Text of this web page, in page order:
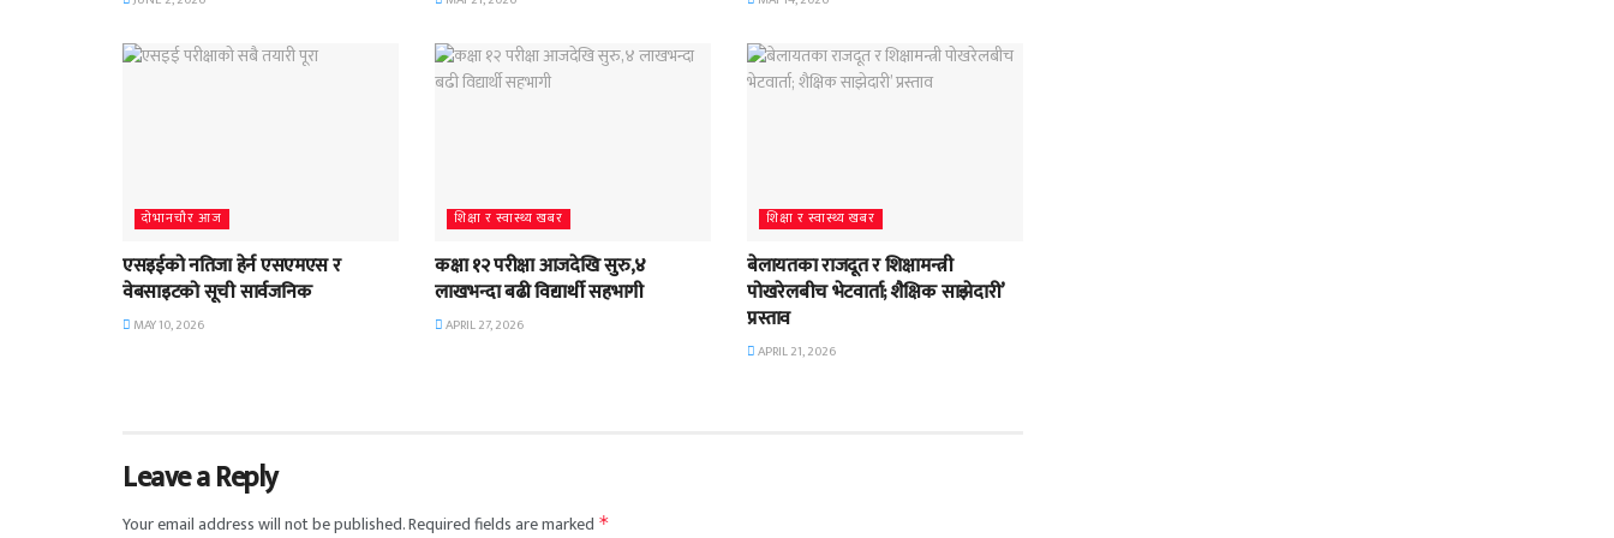
दाेभानचाैर आज
एसइईको नतिजा हेर्न एसएमएस र
वेबसाइटको सूची सार्वजनिक
MAY 10, 2026
शिक्षा र स्वास्थ्य खबर
कक्षा १२ परीक्षा आजदेखि सुरु,४
लाखभन्दा बढी विद्यार्थी सहभागी
APRIL 27, 2026
शिक्षा र स्वास्थ्य खबर
बेलायतका राजदूत र शिक्षामन्त्री
पोखरेलबीच भेटवार्ता; शैक्षिक साझेदारी’
प्रस्ताव
APRIL 21, 2026
Leave a Reply
Your email address will not be published.Required fields are marked *